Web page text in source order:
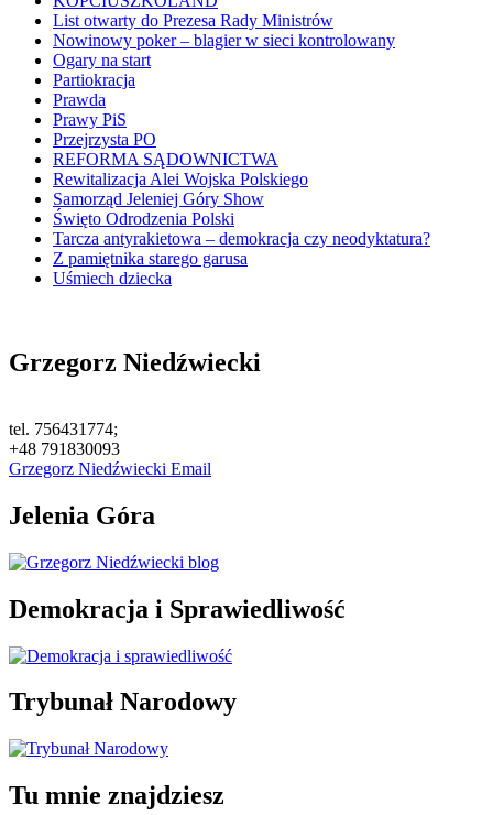
List otwarty do Prezesa Rady Ministrów
Nowinowy poker – blagier w sieci kontrolowany
Ogary na start
Partiokracja
Prawda
Prawy PiS
Przejrzysta PO
REFORMA SĄDOWNICTWA
Rewitalizacja Alei Wojska Polskiego
Samorząd Jeleniej Góry Show
Święto Odrodzenia Polski
Tarcza antyrakietowa – demokracja czy neodyktatura?
Z pamiętnika starego garusa
Uśmiech dziecka
Grzegorz Niedźwiecki
tel. 756431774;
+48 791830093
Grzegorz Niedźwiecki Email
Jelenia Góra
Demokracja i Sprawiedliwość
Trybunał Narodowy
Tu mnie znajdziesz